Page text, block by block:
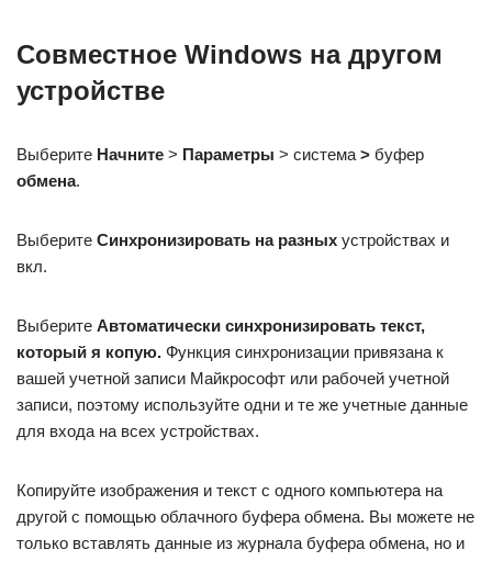
Совместное Windows на другом
устройстве
Выберите Начните > Параметры > система > буфер
обмена.
Выберите Синхронизировать на разных устройствах и
вкл.
Выберите Автоматически синхронизировать текст,
который я копую. Функция синхронизации привязана к
вашей учетной записи Майкрософт или рабочей учетной
записи, поэтому используйте одни и те же учетные данные
для входа на всех устройствах.
Копируйте изображения и текст с одного компьютера на
другой с помощью облачного буфера обмена. Вы можете не
только вставлять данные из журнала буфера обмена, но и